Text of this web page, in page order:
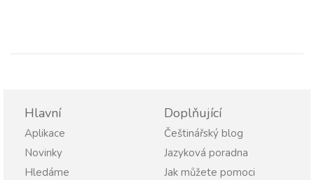
Hlavní
Aplikace
Novinky
Hledáme
Doplňující
Češtinářský blog
Jazyková poradna
Jak můžete pomoci